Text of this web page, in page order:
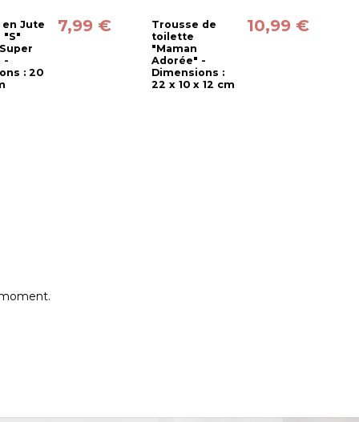
en Jute
"S"
-
: 20
7,99 €
Trousse de
toilette
"Maman
Adorée" -
Dimensions :
22 x 10 x 12 cm
10,99 €